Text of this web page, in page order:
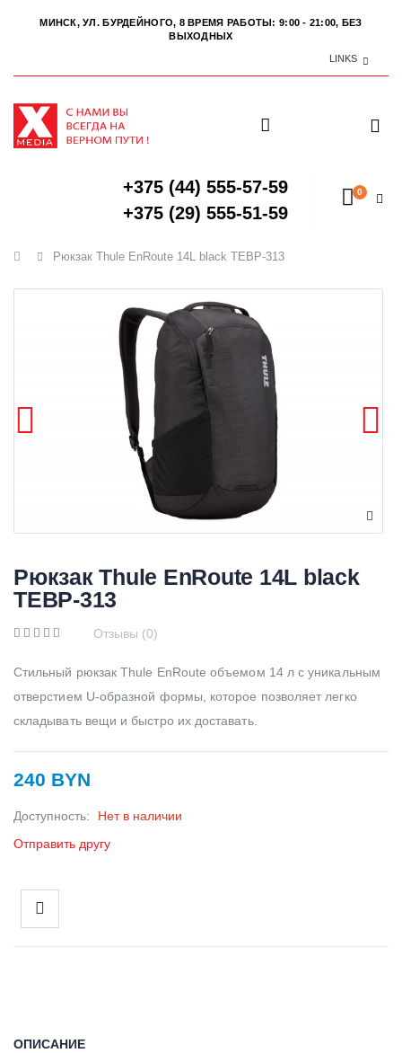
МИНСК, УЛ. БУРДЕЙНОГО, 8 ВРЕМЯ РАБОТЫ: 9:00 - 21:00, БЕЗ
ВЫХОДНЫХ
LINKS
+375 (44) 555-57-59
+375 (29) 555-51-59
0
Главная
Рюкзак Thule EnRoute 14L black TEBP-313
Рюкзак Thule EnRoute 14L black
TEBP-313
Отзывы (0)
Стильный рюкзак Thule EnRoute объемом 14 л с уникальным
отверстием U-образной формы, которое позволяет легко
складывать вещи и быстро их доставать.
240 BYN
Доступность:
Нет в наличии
Отправить другу
ОПИСАНИЕ